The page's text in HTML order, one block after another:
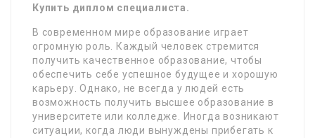
Купить диплом специалиста.
В современном мире образование играет
огромную роль. Каждый человек стремится
получить качественное образование, чтобы
обеспечить себе успешное будущее и хорошую
карьеру. Однако, не всегда у людей есть
возможность получить высшее образование в
университете или колледже. Иногда возникают
ситуации, когда люди вынуждены прибегать к